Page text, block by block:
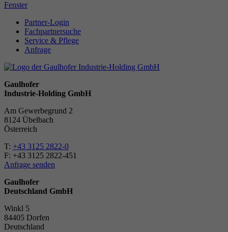
Fenster
Partner-Login
Fachpartnersuche
Service & Pflege
Anfrage
Gaulhofer
Industrie-Holding GmbH
Am Gewerbegrund 2
8124 Übelbach
Österreich
T: +43 3125 2822-0
F: +43 3125 2822-451
Anfrage senden
Gaulhofer
Deutschland GmbH
Winkl 5
84405 Dorfen
Deutschland